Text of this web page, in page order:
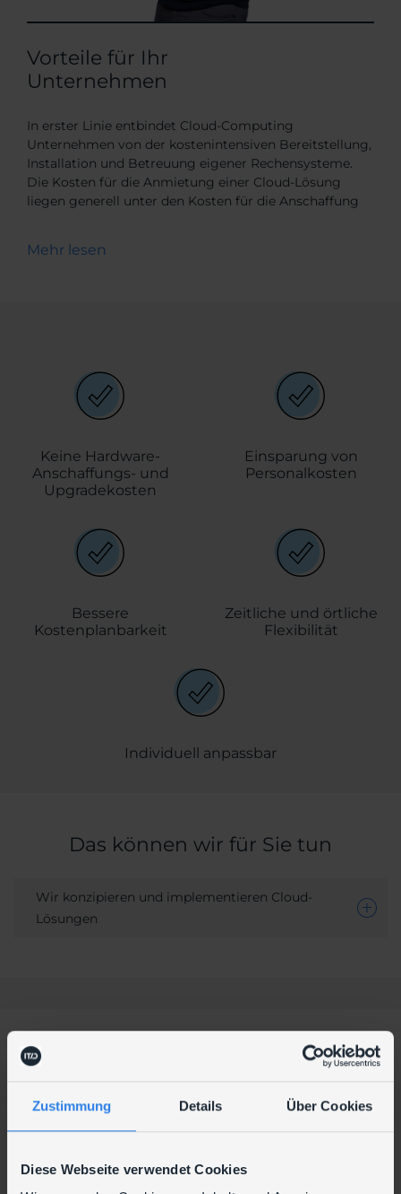
Zustimmung Details Über Cookies
Diese Webseite verwendet Cookies
Vorteile für Ihr
Unternehmen
In erster Linie entbindet Cloud-Computing
Unternehmen von der kostenintensiven Bereitstellung,
Installation und Betreuung eigener Rechensysteme.
Die Kosten für die Anmietung einer Cloud-Lösung
liegen generell unter den Kosten für die Anschaffung
für regelmäßige Updates und kostenintensive,
gestellt wird. Die Kosten für alle benötigten
Dienstleistungen werden in der Regel monatlich
abgerechnet und sind somit gut kalkulierbar.
Der
den tatsächlichen Bedarf angepasst werden. Außerdem
können mehrere Filialen oder Firmenstandorte ganz
einfach und mit geringem Kostenaufwand an die
Mehr lesen
Keine Hardware-
Anschaffungs- und
Upgradekosten
Einsparung von
Personalkosten
Bessere
Kostenplanbarkeit
Zeitliche und örtliche
Flexibilität
Individuell anpassbar
Das können wir für Sie tun
Wir konzipieren und implementieren Cloud-
Lösungen
Mit diesen Produkten/Partnern arbeiten
wir